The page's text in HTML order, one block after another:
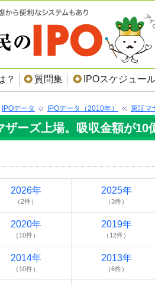
？ 質問集 IPOスケジュー
IPOデータ IPOデータ（2010年） 東証マ
ザーズ上場。吸収金額が10
2026年
（2件）
2025年
（3件）
2020年
（10件）
2019年
（12件）
2014年
（10件）
2013年
（6件）